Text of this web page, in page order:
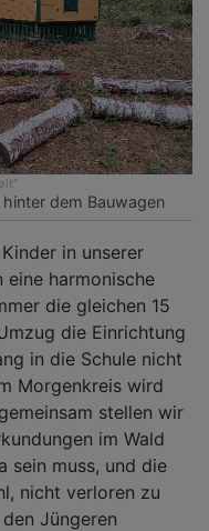
dem Bauwagen
in unserer
eine harmonische
die gleichen 15
die Einrichtung
in die Schule nicht
Morgenkreis wird
stellen wir
im Wald
sein muss, und die
nicht verloren zu
Jüngeren